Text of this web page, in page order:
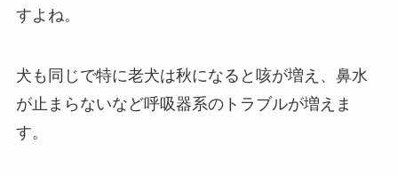
すよね。
犬も同じで特に老犬は秋になると咳が増え、鼻水
が止まらないなど呼吸器系のトラブルが増えま
す。